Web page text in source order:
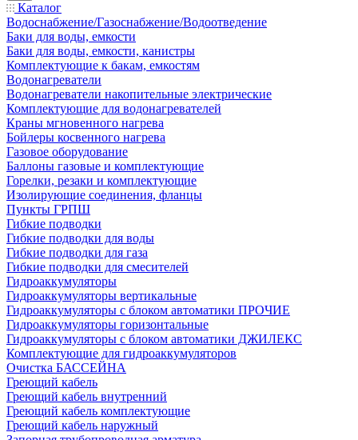
Каталог
Водоснабжение/Газоснабжение/Водоотведение
Баки для воды, емкости
Баки для воды, емкости, канистры
Комплектующие к бакам, емкостям
Водонагреватели
Водонагреватели накопительные электрические
Комплектующие для водонагревателей
Краны мгновенного нагрева
Бойлеры косвенного нагрева
Газовое оборудование
Баллоны газовые и комплектующие
Горелки, резаки и комплектующие
Изолирующие соединения, фланцы
Пункты ГРПШ
Гибкие подводки
Гибкие подводки для воды
Гибкие подводки для газа
Гибкие подводки для смесителей
Гидроаккумуляторы
Гидроаккумуляторы вертикальные
Гидроаккумуляторы с блоком автоматики ПРОЧИЕ
Гидроаккумуляторы горизонтальные
Гидроаккумуляторы с блоком автоматики ДЖИЛЕКС
Комплектующие для гидроаккумуляторов
Очистка БАССЕЙНА
Греющий кабель
Греющий кабель внутренний
Греющий кабель комплектующие
Греющий кабель наружный